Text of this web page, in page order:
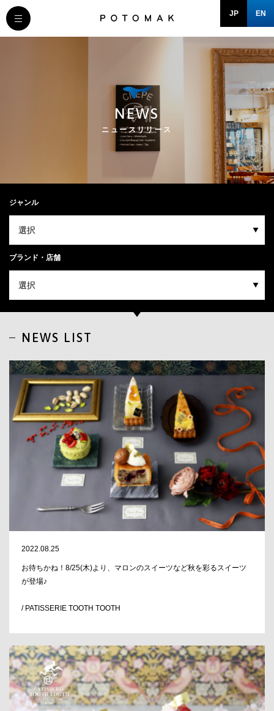
JP EN
MESSAGE
BRAND/SHOP
DOMAIN
NEWS
ニュースリリース
ジャンル
ブランド・店舗
NEWS LIST
2022.08.25
お待ちかね！8/25(木)より、マロンのスイーツなど秋を彩るスイーツ
が登場♪
/ PATISSERIE TOOTH TOOTH